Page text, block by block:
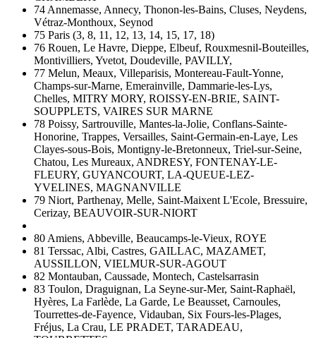
74 Annemasse, Annecy, Thonon-les-Bains, Cluses, Neydens,
Vétraz-Monthoux, Seynod
75 Paris (3, 8, 11, 12, 13, 14, 15, 17, 18)
76 Rouen, Le Havre, Dieppe, Elbeuf, Rouxmesnil-Bouteilles,
Montivilliers, Yvetot, Doudeville, PAVILLY,
77 Melun, Meaux, Villeparisis, Montereau-Fault-Yonne,
Champs-sur-Marne, Emerainville, Dammarie-les-Lys,
Chelles, MITRY MORY, ROISSY-EN-BRIE, SAINT-
SOUPPLETS, VAIRES SUR MARNE
78 Poissy, Sartrouville, Mantes-la-Jolie, Conflans-Sainte-
Honorine, Trappes, Versailles, Saint-Germain-en-Laye, Les
Clayes-sous-Bois, Montigny-le-Bretonneux, Triel-sur-Seine,
Chatou, Les Mureaux, ANDRESY, FONTENAY-LE-
FLEURY, GUYANCOURT, LA-QUEUE-LEZ-
YVELINES, MAGNANVILLE
79 Niort, Parthenay, Melle, Saint-Maixent L'Ecole, Bressuire,
Cerizay, BEAUVOIR-SUR-NIORT
80 Amiens, Abbeville, Beaucamps-le-Vieux, ROYE
81 Terssac, Albi, Castres, GAILLAC, MAZAMET,
AUSSILLON, VIELMUR-SUR-AGOUT
82 Montauban, Caussade, Montech, Castelsarrasin
83 Toulon, Draguignan, La Seyne-sur-Mer, Saint-Raphaël,
Hyères, La Farlède, La Garde, Le Beausset, Carnoules,
Tourrettes-de-Fayence, Vidauban, Six Fours-les-Plages,
Fréjus, La Crau, LE PRADET, TARADEAU,